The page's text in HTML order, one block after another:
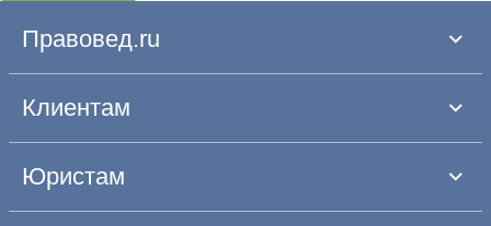
Правовед.ru
Клиентам
Юристам